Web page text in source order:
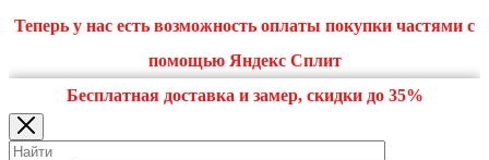
Теперь у нас есть возможность оплаты покупки частями с
помощью Яндекс Сплит
Бесплатная доставка и замер, скидки до 35%